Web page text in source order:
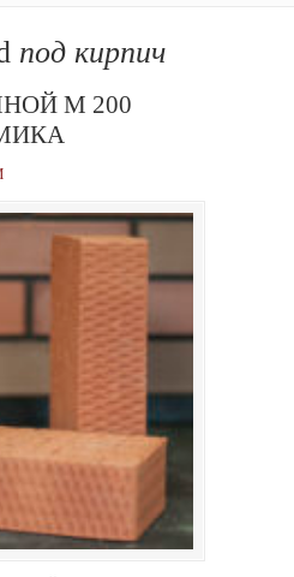
под кирпич
М 200